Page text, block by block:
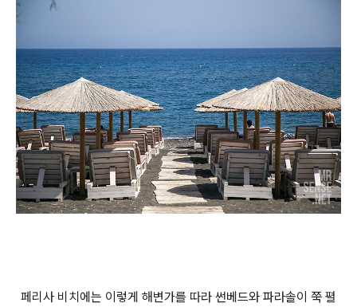
페리사 비치에는 이렇게 해변가를 따라 썬베드와 파라솔이 쭉 펼